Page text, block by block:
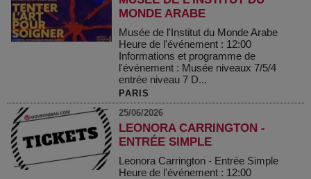
MONDE ARABE
Musée de l'Institut du Monde Arabe
Heure de l'événement : 12:00
Informations et programme de
l'événement : Musée niveaux 7/5/4
entrée niveau 7 D...
PARIS
25/06/2026
LEONORA CARRINGTON -
ENTRÉE SIMPLE
Leonora Carrington - Entrée Simple
Heure de l'événement : 12:00